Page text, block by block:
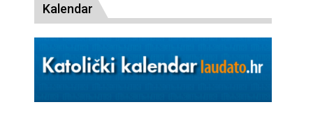
Kalendar